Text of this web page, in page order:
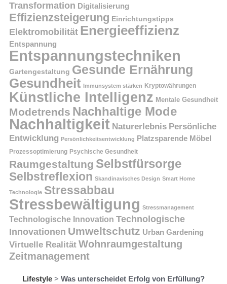
Transformation Digitalisierung
Effizienzsteigerung Einrichtungstipps
Elektromobilität Energieeffizienz
Entspannung
Entspannungstechniken
Gartengestaltung Gesunde Ernährung
Gesundheit Immunsystem stärken Kryptowährungen
Künstliche Intelligenz Mentale Gesundheit
Modetrends Nachhaltige Mode
Nachhaltigkeit Naturerlebnis Persönliche
Entwicklung Persönlichkeitsentwicklung Platzsparende Möbel
Prozessoptimierung Psychische Gesundheit
Raumgestaltung Selbstfürsorge
Selbstreflexion Skandinavisches Design Smart Home
Technologie Stressabbau
Stressbewältigung Stressmanagement
Technologische Innovation Technologische
Innovationen Umweltschutz Urban Gardening
Virtuelle Realität Wohnraumgestaltung
Zeitmanagement
Lifestyle > Was unterscheidet Erfolg von Erfüllung?